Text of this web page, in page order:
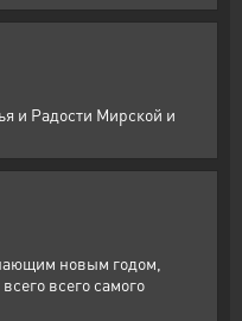
и Радости Мирской и
новым годом,
всего самого